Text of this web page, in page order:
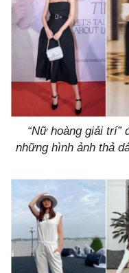
“Nữ hoàng giải trí”
những hình ảnh thả